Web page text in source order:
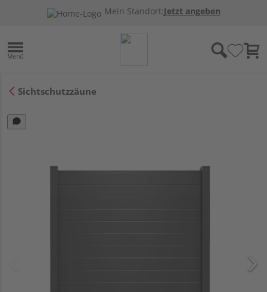
Mein Standort:Jetzt angeben
Sichtschutzzäune